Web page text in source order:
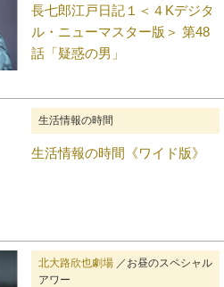
長七郎江戸日記１＜４Kデジタ
ル・ニューマスター版＞ 第48
話「疑惑の男」
生活情報の時間
生活情報の時間《ワイド版》
北大路欣也劇場／お昼のスペシャル
アワー